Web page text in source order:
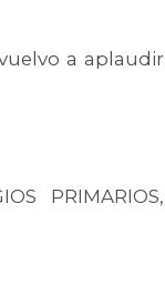
a aplaudir
PRIMARIOS,